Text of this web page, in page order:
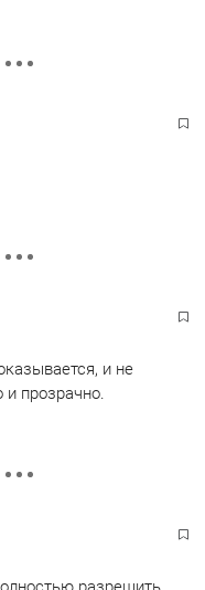
и не
и прозрачно.